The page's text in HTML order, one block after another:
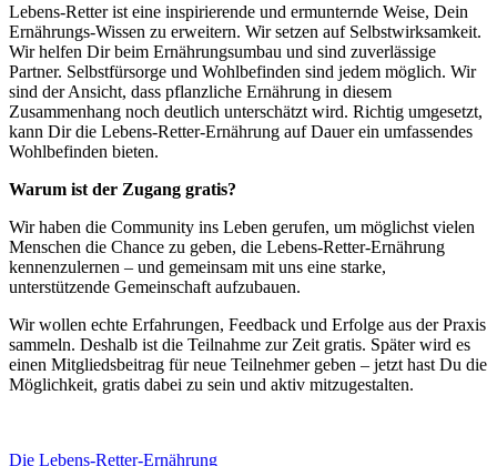
Lebens-Retter ist eine inspirierende und ermunternde Weise, Dein
Ernährungs-Wissen zu erweitern. Wir setzen auf Selbstwirksamkeit.
Wir helfen Dir beim Ernährungsumbau und sind zuverlässige
Partner. Selbstfürsorge und Wohlbefinden sind jedem möglich. Wir
sind der Ansicht, dass pflanzliche Ernährung in diesem
Zusammenhang noch deutlich unterschätzt wird. Richtig umgesetzt,
kann Dir die Lebens-Retter-Ernährung auf Dauer ein umfassendes
Wohlbefinden bieten.
Warum ist der Zugang gratis?
Wir haben die Community ins Leben gerufen, um möglichst vielen
Menschen die Chance zu geben, die Lebens-Retter-Ernährung
kennenzulernen – und gemeinsam mit uns eine starke,
unterstützende Gemeinschaft aufzubauen.
Wir wollen echte Erfahrungen, Feedback und Erfolge aus der Praxis
sammeln. Deshalb ist die Teilnahme zur Zeit gratis. Später wird es
einen Mitgliedsbeitrag für neue Teilnehmer geben – jetzt hast Du die
Möglichkeit, gratis dabei zu sein und aktiv mitzugestalten.
Die Lebens-Retter-Ernährung